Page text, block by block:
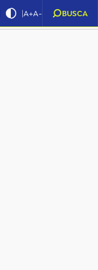
|A+A- BUSCA